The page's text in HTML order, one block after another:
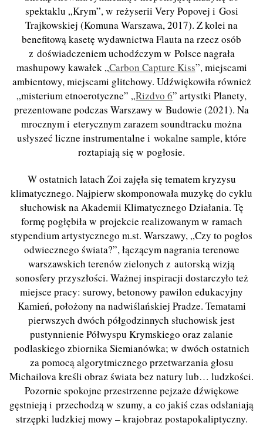
spektaklu „Krym”, w reżyserii Very Popovej i Gosi
Trajkowskiej (Komuna Warszawa, 2017). Z kolei na
benefitową kasetę wydawnictwa Flauta na rzecz osób
z doświadczeniem uchodźczym w Polsce nagrała
mashupowy kawałek „Carbon Capture Kiss”, miejscami
ambientowy, miejscami glitchowy. Udźwiękowiła również
„misterium etnoerotyczne” „Rizdvo 6” artystki Planety,
prezentowane podczas Warszawy w Budowie (2021). Na
mrocznym i eterycznym zarazem soundtracku można
usłyszeć liczne instrumentalne i wokalne sample, które
roztapiają się w pogłosie.
W ostatnich latach Zoi zajęła się tematem kryzysu
klimatycznego. Najpierw skomponowała muzykę do cyklu
słuchowisk na Akademii Klimatycznego Działania. Tę
formę pogłębiła w projekcie realizowanym w ramach
stypendium artystycznego m.st. Warszawy, „Czy to pogłos
odwiecznego świata?”, łączącym nagrania terenowe
warszawskich terenów zielonych z autorską wizją
sonosfery przyszłości. Ważnej inspiracji dostarczyło też
miejsce pracy: surowy, betonowy pawilon edukacyjny
Kamień, położony na nadwiślańskiej Pradze. Tematami
pierwszych dwóch półgodzinnych słuchowisk jest
pustynnienie Półwyspu Krymskiego oraz zalanie
podlaskiego zbiornika Siemianówka; w dwóch ostatnich
za pomocą algorytmicznego przetwarzania głosu
Michailova kreśli obraz świata bez natury lub… ludzkości.
Pozornie spokojne przestrzenne pejzaże dźwiękowe
gęstnieją i przechodzą w szumy, a co jakiś czas odsłaniają
strzępki ludzkiej mowy – krajobraz postapokaliptyczny.